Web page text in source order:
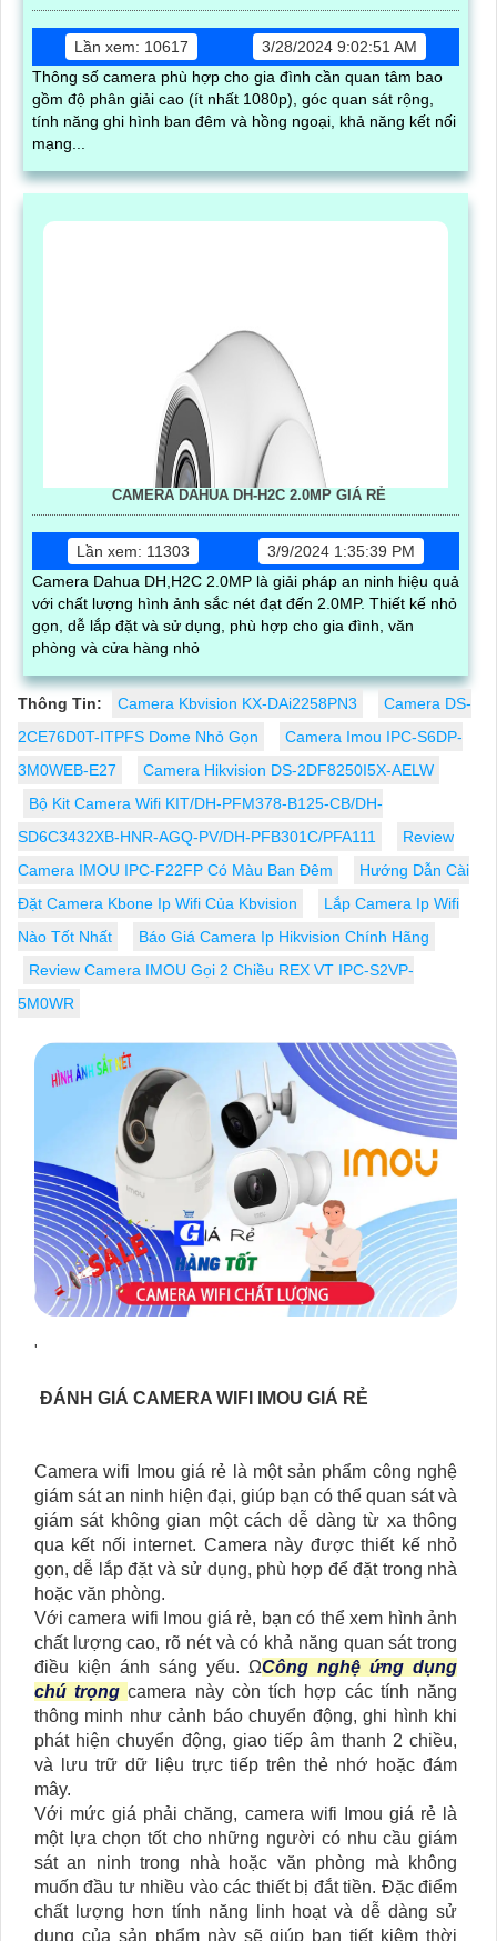
Lần xem: 10617
3/28/2024 9:02:51 AM
Thông số camera phù hợp cho gia đình cần quan tâm bao
gồm độ phân giải cao (ít nhất 1080p), góc quan sát rộng,
tính năng ghi hình ban đêm và hồng ngoại, khả năng kết nối
mạng...
CAMERA DAHUA DH-H2C 2.0MP GIÁ RẺ
Lần xem: 11303
3/9/2024 1:35:39 PM
Camera Dahua DH,H2C 2.0MP là giải pháp an ninh hiệu quả
với chất lượng hình ảnh sắc nét đạt đến 2.0MP. Thiết kế nhỏ
gọn, dễ lắp đặt và sử dụng, phù hợp cho gia đình, văn
phòng và cửa hàng nhỏ
Thông Tin: Camera Kbvision KX-DAi2258PN3
Camera DS-
2CE76D0T-ITPFS Dome Nhỏ Gọn
Camera Imou IPC-S6DP-
3M0WEB-E27
Camera Hikvision DS-2DF8250I5X-AELW
Bộ Kit Camera Wifi KIT/DH-PFM378-B125-CB/DH-
SD6C3432XB-HNR-AGQ-PV/DH-PFB301C/PFA111
Review
Camera IMOU IPC-F22FP Có Màu Ban Đêm
Hướng Dẫn Cài
Đặt Camera Kbone Ip Wifi Của Kbvision
Lắp Camera Ip Wifi
Nào Tốt Nhất
Báo Giá Camera Ip Hikvision Chính Hãng
Review Camera IMOU Gọi 2 Chiều REX VT IPC-S2VP-
5M0WR
'
ĐÁNH GIÁ CAMERA WIFI IMOU GIÁ RẺ
Camera wifi Imou giá rẻ là một sản phẩm công nghệ
giám sát an ninh hiện đại, giúp bạn có thể quan sát và
giám sát không gian một cách dễ dàng từ xa thông
qua kết nối internet. Camera này được thiết kế nhỏ
gọn, dễ lắp đặt và sử dụng, phù hợp để đặt trong nhà
hoặc văn phòng.
Với camera wifi Imou giá rẻ, bạn có thể xem hình ảnh
chất lượng cao, rõ nét và có khả năng quan sát trong
điều kiện ánh sáng yếu. ΩCông nghệ ứng dụng
chú trọngcamera này còn tích hợp các tính năng
thông minh như cảnh báo chuyển động, ghi hình khi
phát hiện chuyển động, giao tiếp âm thanh 2 chiều,
và lưu trữ dữ liệu trực tiếp trên thẻ nhớ hoặc đám
mây.
Với mức giá phải chăng, camera wifi Imou giá rẻ là
một lựa chọn tốt cho những người có nhu cầu giám
sát an ninh trong nhà hoặc văn phòng mà không
muốn đầu tư nhiều vào các thiết bị đắt tiền. Đặc điểm
chất lượng hơn tính năng linh hoạt và dễ dàng sử
dụng của sản phẩm này sẽ giúp bạn tiết kiệm thời